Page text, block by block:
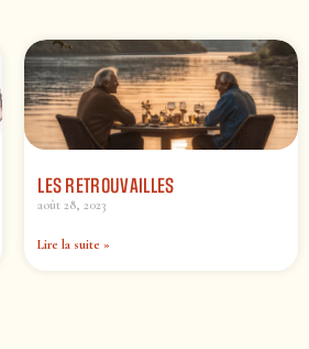
LES RETROUVAILLES
août 28, 2023
Lire la suite »